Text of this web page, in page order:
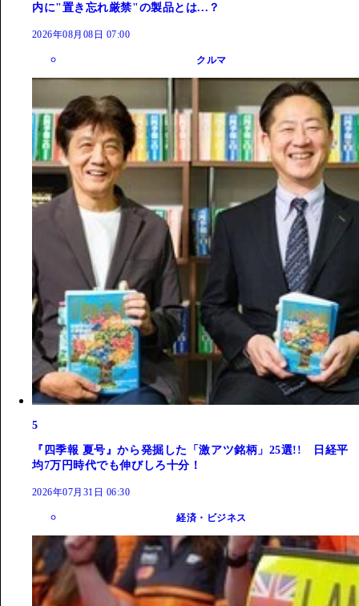
内に"置き忘れ厳禁"の製品とは...？
2026年08月08日 07:00
クルマ
5
『四季報 夏号』から発掘した「激アツ銘柄」25選!! 日経平
均7万円時代でも伸びしろ十分！
2026年07月31日 06:30
経済・ビジネス